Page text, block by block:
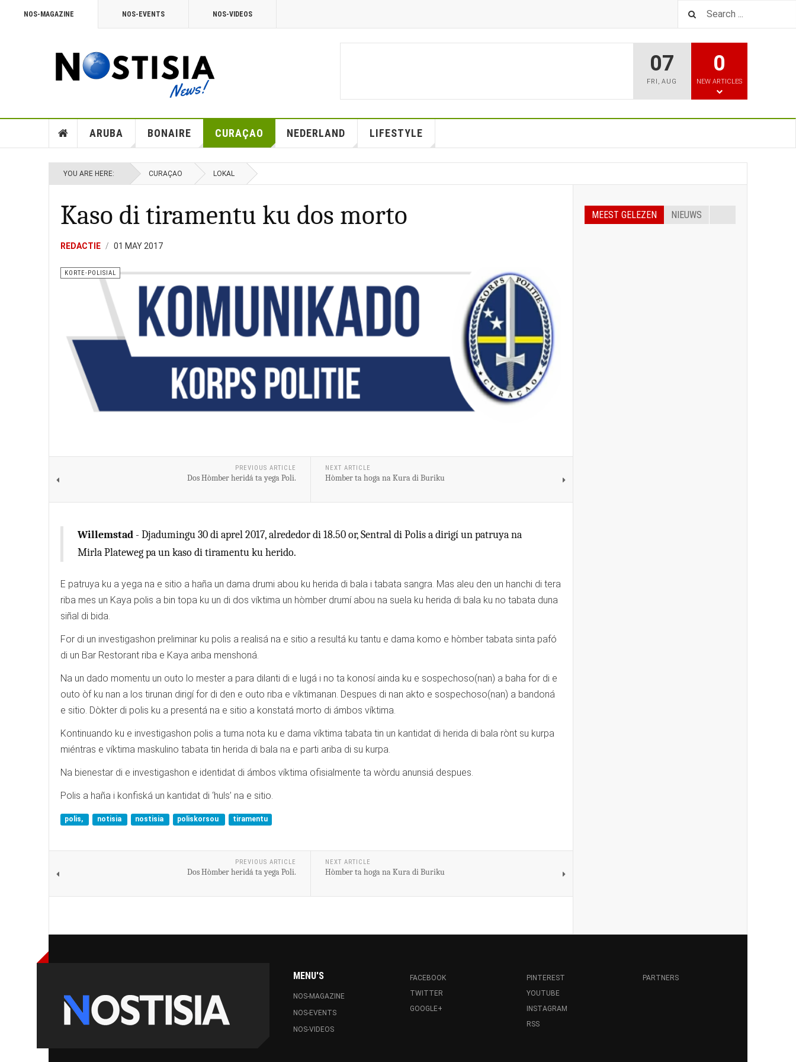
NOS-MAGAZINE NOS-EVENTS NOS-VIDEOS
07
FRI ,AUG
0
NEW ARTICLES
ARUBA BONAIRE CURAÇAO NEDERLAND LIFESTYLE
YOU ARE HERE: CURAÇAO LOKAL
Kaso di tiramentu ku dos morto
REDACTIE 01 MAY 2017
KORTE-POLISIAL
PREVIOUS ARTICLE
Dos Hòmber heridá ta yega Poli.
NEXT ARTICLE
Hòmber ta hoga na Kura di Buriku
Willemstad - Djadumingu 30 di aprel 2017, alrededor di 18.50 or, Sentral di Polis a dirigí un patruya na
Mirla Plateweg pa un kaso di tiramentu ku herido.
E patruya ku a yega na e sitio a haña un dama drumi abou ku herida di bala i tabata sangra. Mas aleu den un hanchi di tera
riba mes un Kaya polis a bin topa ku un di dos víktima un hòmber drumí abou na suela ku herida di bala ku no tabata duna
siñal di bida.
For di un investigashon preliminar ku polis a realisá na e sitio a resultá ku tantu e dama komo e hòmber tabata sinta pafó
di un Bar Restorant riba e Kaya ariba menshoná.
Na un dado momentu un outo lo mester a para dilanti di e lugá i no ta konosí ainda ku e sospechoso(nan) a baha for di e
outo òf ku nan a los tirunan dirigí for di den e outo riba e víktimanan. Despues di nan akto e sospechoso(nan) a bandoná
e sitio. Dòkter di polis ku a presentá na e sitio a konstatá morto di ámbos víktima.
Kontinuando ku e investigashon polis a tuma nota ku e dama víktima tabata tin un kantidat di herida di bala rònt su kurpa
miéntras e víktima maskulino tabata tin herida di bala na e parti ariba di su kurpa.
Na bienestar di e investigashon e identidat di ámbos víktima ofisialmente ta wòrdu anunsiá despues.
Polis a haña i konfiská un kantidat di ‘huls’ na e sitio.
polis, notisia nostisia poliskorsou tiramentu
PREVIOUS ARTICLE
Dos Hòmber heridá ta yega Poli.
NEXT ARTICLE
Hòmber ta hoga na Kura di Buriku
MEEST GELEZEN NIEUWS
MENU'S
NOS-MAGAZINE
NOS-EVENTS
NOS-VIDEOS
FACEBOOK
TWITTER
GOOGLE+
PINTEREST
YOUTUBE
INSTAGRAM
RSS
PARTNERS